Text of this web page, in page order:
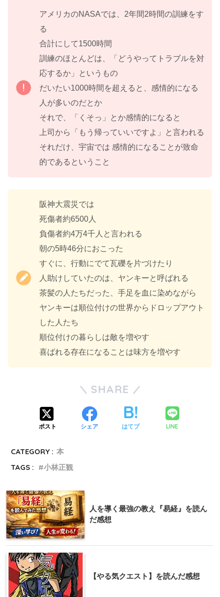
アメリカのNASAでは、2年間2時間の訓練をす
る
合計にして1500時間
訓練のほとんどは、「どうやってトラブルを対
応するか」というもの
だいたい1000時間を超えると、感情的になる
人が多いのだとか
それで、「くそっ」とか感情的になると
上司から「もう帰っていいですよ」と言われる
それだけ、宇宙では 感情的になることが致命
的であるということ
阪神大震災では
死傷者約6500人
負傷者約4万4千人と言われる
朝の5時46分におこった
すぐに、行動にでて瓦礫を片づけたり
人助けしていたのは、ヤンキーと呼ばれる
茶髪の人たちだった、手足を血に染めながら
ヤンキーは順位付けの世界からドロップアウト
した人たち
順位付けの暮らしは敵を増やす
喜ばれる存在になることは味方を増やす
SHARE
ポスト シェア はてブ LINE
CATEGORY : 本
TAGS :
小林正観
人を導く最強の教え『易経』を読ん
だ感想
【やる気クエスト】を読んだ感想